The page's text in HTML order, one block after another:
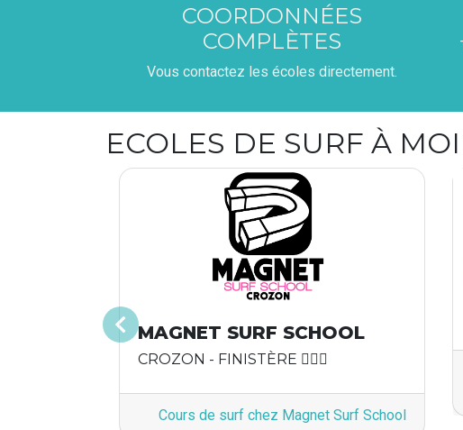
COORDONNÉES
COMPLÈTES
Vous contactez les écoles directement.
ECOLES DE SURF À
MAGNET SURF SCHOOL
CROZON - FINISTÈRE 🏄🏽‍♂️
Cours de surf chez Magnet Surf School
Précédent